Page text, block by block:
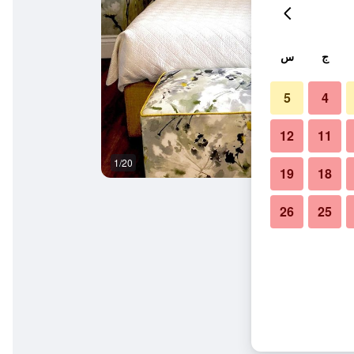
1/20
ج س
4
5
11
12
18
19
25
26